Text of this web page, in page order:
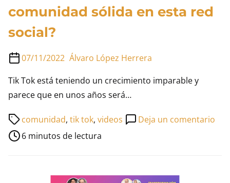
comunidad sólida en esta red
social?
07/11/2022 Álvaro López Herrera
Tik Tok está teniendo un crecimiento imparable y
parece que en unos años será…
comunidad, tik tok, videos Deja un comentario
Tiempo
de
lectura
6 minutos de lectura